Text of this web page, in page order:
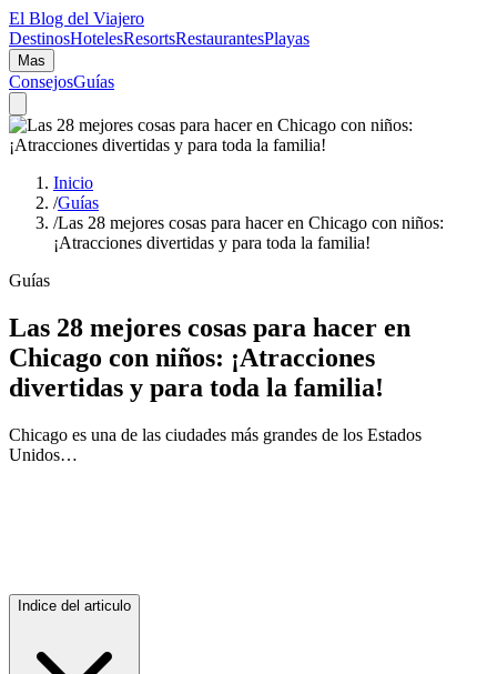
El Blog del Viajero
DestinosHotelesResortsRestaurantesPlayas
Mas
ConsejosGuías
Inicio
/Guías
/Las 28 mejores cosas para hacer en Chicago con niños:
¡Atracciones divertidas y para toda la familia!
Guías
Las 28 mejores cosas para hacer en
Chicago con niños: ¡Atracciones
divertidas y para toda la familia!
Chicago es una de las ciudades más grandes de los Estados
Unidos…
Indice del articulo